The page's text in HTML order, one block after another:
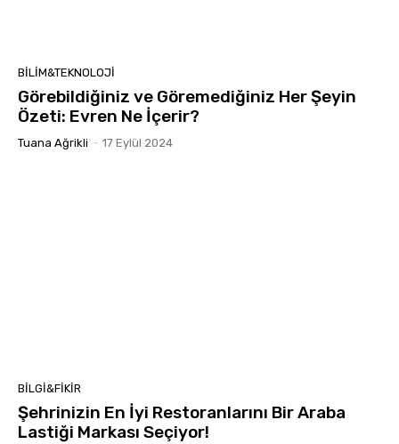
BILIM&TEKNOLOJI
Görebildiğiniz ve Göremediğiniz Her Şeyin
Özeti: Evren Ne İçerir?
Tuana Ağrikli - 17 Eylül 2024
BILGI&FIKIR
Şehrinizin En İyi Restoranlarını Bir Araba
Lastiği Markası Seçiyor!